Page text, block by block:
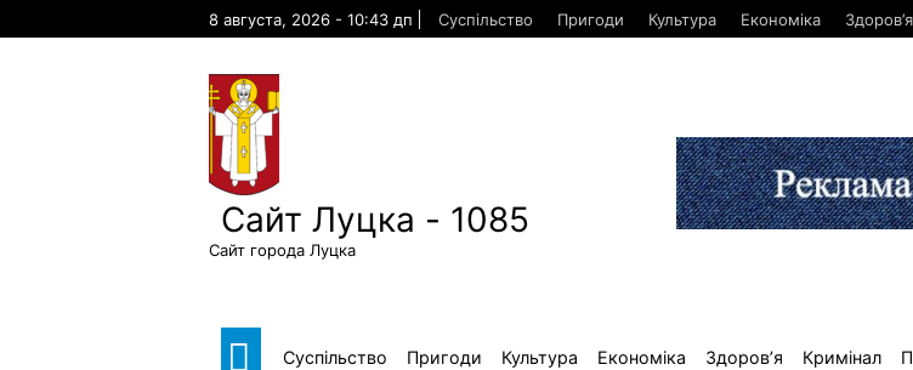
8 августа, 2026 - 10:43 дп Суспільство Пригоди Культура Економіка Здоров’я
Сайт Луцка - 1085
Сайт города Луцка
Суспільство Пригоди Культура Економіка Здоров’я Кримінал